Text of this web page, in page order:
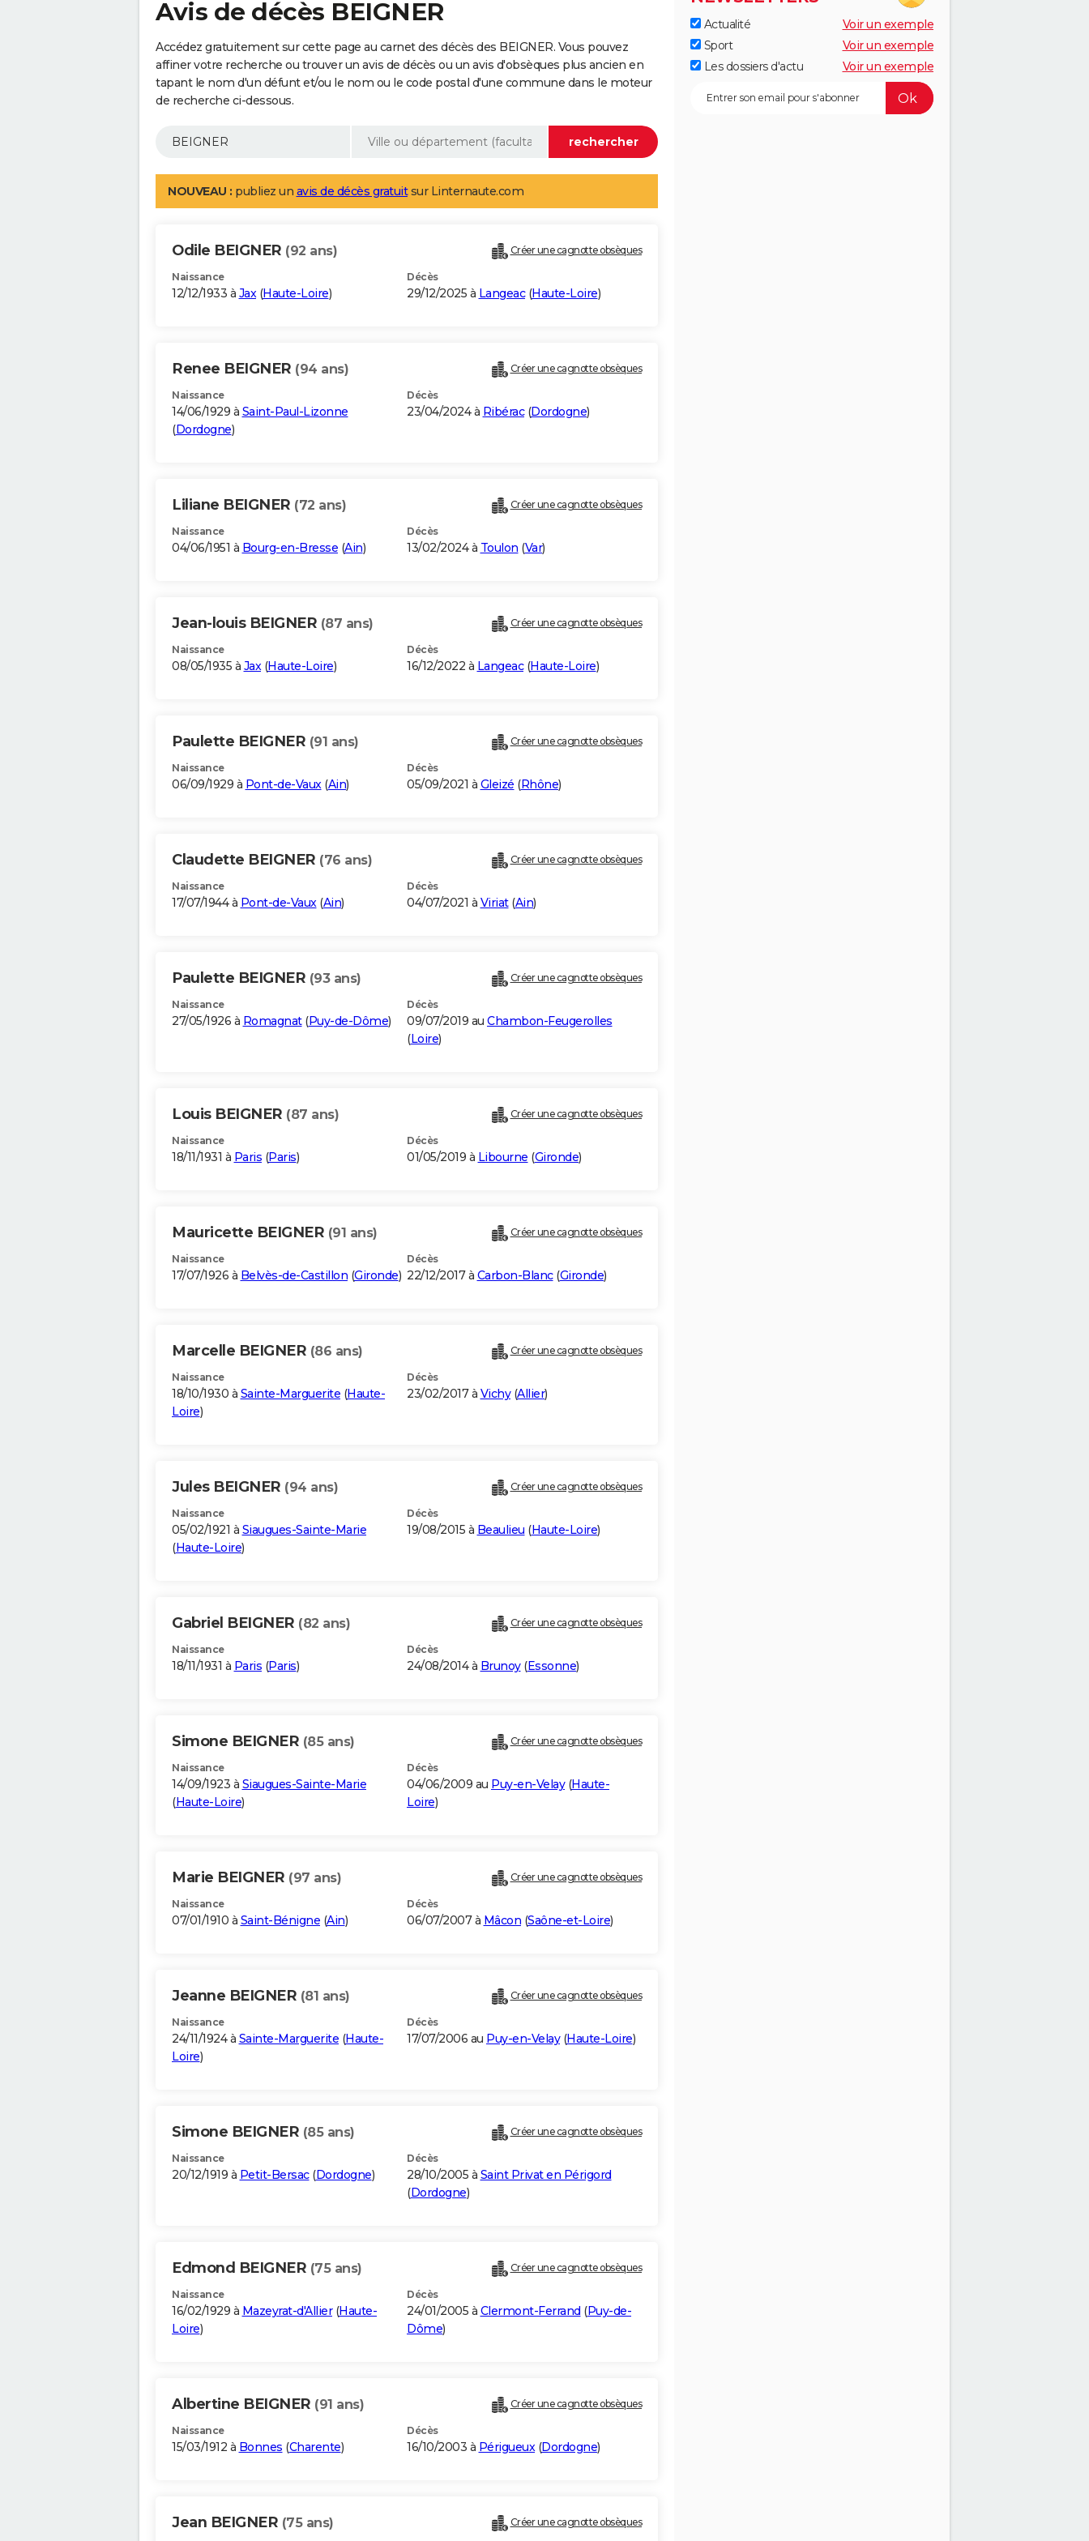
Avis de décès BEIGNER
Accédez gratuitement sur cette page au carnet des décès des BEIGNER. Vous pouvez
affiner votre recherche ou trouver un avis de décès ou un avis d'obsèques plus ancien en
tapant le nom d'un défunt et/ou le nom ou le code postal d'une commune dans le moteur
de recherche ci-dessous.
NOUVEAU : publiez un avis de décès gratuitsur Linternaute.com
Odile BEIGNER (92 ans) Créer une cagnotte obsèques
Naissance
12/12/1933 à Jax(Haute-Loire)
Décès
29/12/2025 à Langeac(Haute-Loire)
Renee BEIGNER (94 ans) Créer une cagnotte obsèques
Naissance
14/06/1929 à Saint-Paul-Lizonne
(Dordogne)
Décès
23/04/2024 à Ribérac(Dordogne)
Liliane BEIGNER (72 ans) Créer une cagnotte obsèques
Naissance
04/06/1951 à Bourg-en-Bresse (Ain)
Décès
13/02/2024 à Toulon (Var)
Jean-louis BEIGNER (87 ans) Créer une cagnotte obsèques
Naissance
08/05/1935 à Jax(Haute-Loire)
Décès
16/12/2022 à Langeac(Haute-Loire)
Paulette BEIGNER (91 ans) Créer une cagnotte obsèques
Naissance
06/09/1929 à Pont-de-Vaux(Ain)
Décès
05/09/2021 à Gleizé (Rhône)
Claudette BEIGNER (76 ans) Créer une cagnotte obsèques
Naissance
17/07/1944 à Pont-de-Vaux(Ain)
Décès
04/07/2021 à Viriat(Ain)
Paulette BEIGNER (93 ans) Créer une cagnotte obsèques
Naissance
27/05/1926 à Romagnat(Puy-de-Dôme)
Décès
09/07/2019 au Chambon-Feugerolles
(Loire)
Louis BEIGNER (87 ans) Créer une cagnotte obsèques
Naissance
18/11/1931 à Paris (Paris)
Décès
01/05/2019 à Libourne (Gironde)
Mauricette BEIGNER (91 ans) Créer une cagnotte obsèques
Naissance
17/07/1926 à Belvès-de-Castillon (Gironde)
Décès
22/12/2017 à Carbon-Blanc(Gironde)
Marcelle BEIGNER (86 ans) Créer une cagnotte obsèques
Naissance
18/10/1930 à Sainte-Marguerite (Haute-
Loire)
Décès
23/02/2017 à Vichy(Allier)
Jules BEIGNER (94 ans) Créer une cagnotte obsèques
Naissance
05/02/1921 à Siaugues-Sainte-Marie
(Haute-Loire)
Décès
19/08/2015 à Beaulieu (Haute-Loire)
Gabriel BEIGNER (82 ans) Créer une cagnotte obsèques
Naissance
18/11/1931 à Paris (Paris)
Décès
24/08/2014 à Brunoy(Essonne)
Simone BEIGNER (85 ans) Créer une cagnotte obsèques
Naissance
14/09/1923 à Siaugues-Sainte-Marie
(Haute-Loire)
Décès
04/06/2009 au Puy-en-Velay(Haute-
Loire)
Marie BEIGNER (97 ans) Créer une cagnotte obsèques
Naissance
07/01/1910 à Saint-Bénigne (Ain)
Décès
06/07/2007 à Mâcon (Saône-et-Loire)
Jeanne BEIGNER (81 ans) Créer une cagnotte obsèques
Naissance
24/11/1924 à Sainte-Marguerite (Haute-
Loire)
Décès
17/07/2006 au Puy-en-Velay(Haute-Loire)
Simone BEIGNER (85 ans) Créer une cagnotte obsèques
Naissance
20/12/1919 à Petit-Bersac(Dordogne)
Décès
28/10/2005 à Saint Privat en Périgord
(Dordogne)
Edmond BEIGNER (75 ans) Créer une cagnotte obsèques
Naissance
16/02/1929 à Mazeyrat-d'Allier(Haute-
Loire)
Décès
24/01/2005 à Clermont-Ferrand (Puy-de-
Dôme)
Albertine BEIGNER (91 ans) Créer une cagnotte obsèques
Naissance
15/03/1912 à Bonnes (Charente)
Décès
16/10/2003 à Périgueux(Dordogne)
Jean BEIGNER (75 ans) Créer une cagnotte obsèques
Actualité
Voir un exemple
Sport
Voir un exemple
Les dossiers d'actu
Voir un exemple